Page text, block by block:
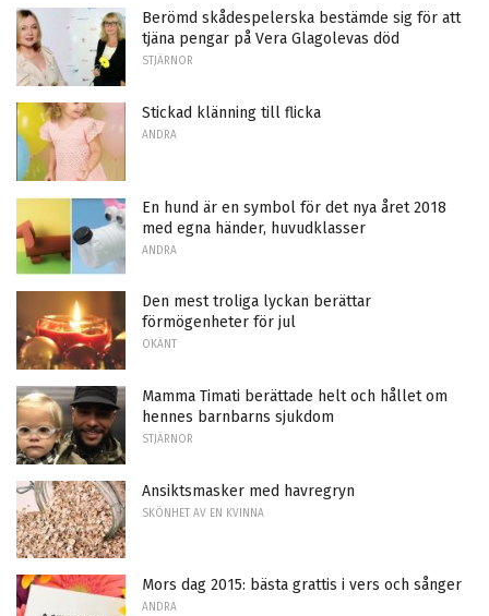
Berömd skådespelerska bestämde sig för att
tjäna pengar på Vera Glagolevas död
STJÄRNOR
Stickad klänning till flicka
ANDRA
En hund är en symbol för det nya året 2018
med egna händer, huvudklasser
ANDRA
Den mest troliga lyckan berättar
förmögenheter för jul
OKÄNT
Mamma Timati berättade helt och hållet om
hennes barnbarns sjukdom
STJÄRNOR
Ansiktsmasker med havregryn
SKÖNHET AV EN KVINNA
Mors dag 2015: bästa grattis i vers och sånger
ANDRA